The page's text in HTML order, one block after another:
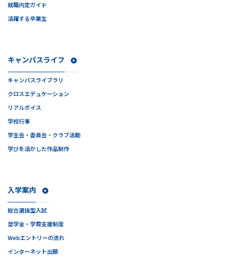
就職内定ガイド
活躍する卒業生
入学案内
総合選抜型入試
奨学金・学費支援制度
Webエントリーの流れ
インターネット出願
キャンパスライフ
キャンパスライブラリ
クロスエデュケーション
リアルボイス
学校行事
学生会・委員会・クラブ活動
学びを活かした作品制作